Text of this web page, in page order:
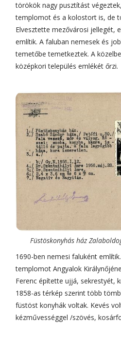
törökök nagy pusztítást
templomot és a kolostort is, de
Elvesztette mezővárosi jellegét,
említik. A faluban nemesek és
temetőbe temetkeztek. A
középkori település emlékét őrzi.
Füstöskonyhás ház
1690-ben nemesi faluként
templomot Angyalok
Ferenc építette ujjá, sekrestyét,
1858-as térkép szerint több
füstöst konyhák voltak. Kevés
kézművességgel /szövés,